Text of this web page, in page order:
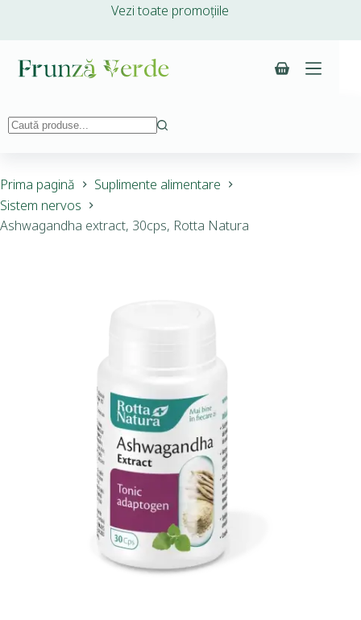
Vezi toate promoțiile
Prima pagină
Suplimente alimentare
Sistem nervos
Ashwagandha extract, 30cps, Rotta Natura